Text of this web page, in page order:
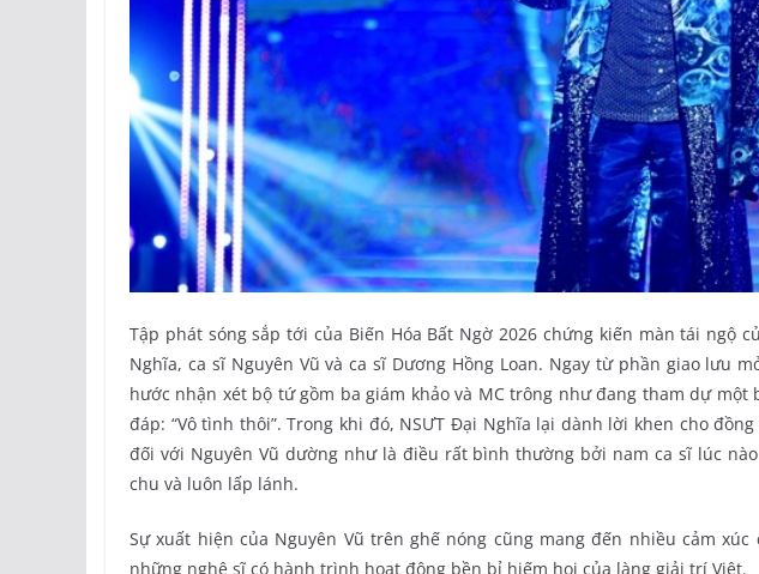
Tập phát sóng sắp tới của Biến Hóa Bất Ngờ 2026 chứng kiến màn tái ngộ
Nghĩa, ca sĩ Nguyên Vũ và ca sĩ Dương Hồng Loan. Ngay từ phần giao lưu
hước nhận xét bộ tứ gồm ba giám khảo và MC trông như đang tham dự một
đáp: “Vô tình thôi”. Trong khi đó, NSƯT Đại Nghĩa lại dành lời khen cho
đối với Nguyên Vũ dường như là điều rất bình thường bởi nam ca sĩ lúc
chu và luôn lấp lánh.
Sự xuất hiện của Nguyên Vũ trên ghế nóng cũng mang đến nhiều cảm
những nghệ sĩ có hành trình hoạt động bền bỉ hiếm hoi của làng giải trí Việt.